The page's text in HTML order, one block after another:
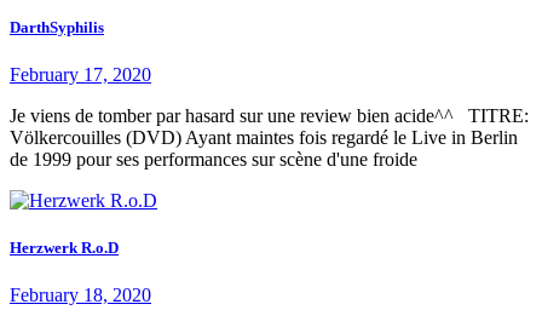
DarthSyphilis
February 17, 2020
Je viens de tomber par hasard sur une review bien acide^^ TITRE:
Völkercouilles (DVD) Ayant maintes fois regardé le Live in Berlin
de 1999 pour ses performances sur scène d'une froide
Herzwerk R.o.D
February 18, 2020